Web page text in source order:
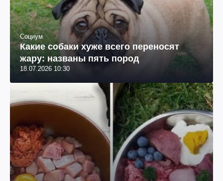
Социум
Какие собаки хуже всего переносят
жару: названы пять пород
18.07.2026 10:30